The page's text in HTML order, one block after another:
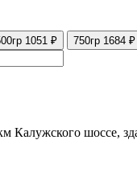
1051 ₽ 750гр 1684 ₽
Калужского шоссе,